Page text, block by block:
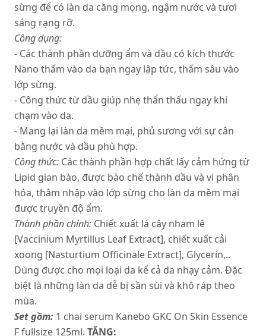
sừng để có làn da căng mọng, ngậm nước và tươi
sáng rạng rỡ.
Công dụng:
- Các thành phần dưỡng ẩm và dầu có kích thước
Nano thấm vào da bạn ngay lập tức, thấm sâu vào
lớp sừng.
- Công thức từ dầu giúp nhẹ thẩn thấu ngay khi
chạm vào da.
- Mang lại làn da mềm mại, phủ sương với sự cân
bằng nước và dầu phù hợp.
Công thức: Các thành phần hợp chất lấy cảm hứng từ
Lipid gian bào, được bào chế thành dầu và vi phân
hóa, thâm nhập vào lớp sừng cho làn da mềm mại
được truyền độ ẩm.
Thành phần chính: Chiết xuất lá cây nham lê
[Vaccinium Myrtillus Leaf Extract], chiết xuất cải
xoong [Nasturtium Officinale Extract], Glycerin,..
Dùng được cho mọi loại da kể cả da nhạy cảm. Đặc
biệt là những làn da dễ bị sần sùi và khô ráp theo
mùa.
Set gồm: 1 chai serum Kanebo GKC On Skin Essence
F fullsize 125ml. TẶNG: